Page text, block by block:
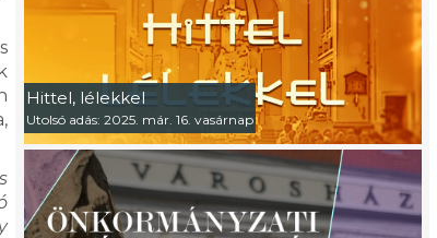
Hittel, lélekkel
Utolsó adás: 2025. már. 16. vasárnap